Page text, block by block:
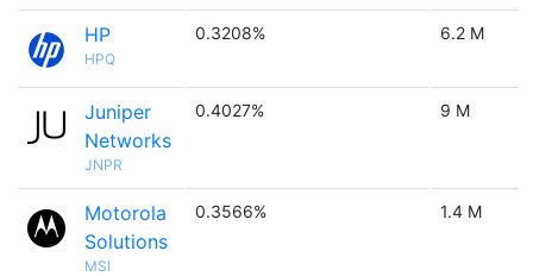
HP
HPQ
0.3208% 6.2 M
Juniper
Networks
JNPR
0.4027% 9 M
Motorola
Solutions
MSI
0.3566% 1.4 M